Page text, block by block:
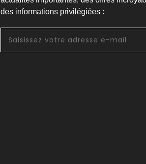
des informations privilégiées :